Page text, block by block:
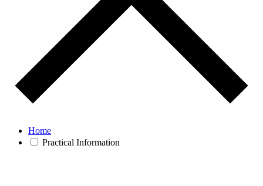
Home
Practical Information